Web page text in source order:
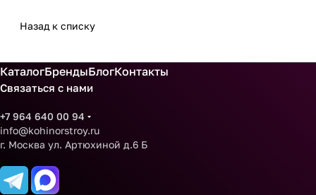
Назад к списку
КаталогБрендыБлогКонтакты
Связаться с нами
+7 964 640 00 94
info@kohinorstroy.ru
г. Москва ул. Артюхиной д.6 Б